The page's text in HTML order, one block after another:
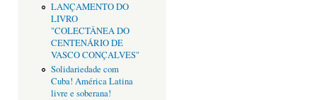
LANÇAMENTO DO
LIVRO
"COLECTÂNEA DO
CENTENÁRIO DE
VASCO CONÇALVES"
Solidariedade com
Cuba! América Latina
livre e soberana!